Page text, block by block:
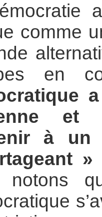
comme
en
et
à un
»
notons